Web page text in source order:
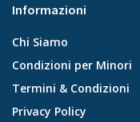
Informazioni
Chi Siamo
Condizioni per Minori
Termini & Condizioni
Privacy Policy